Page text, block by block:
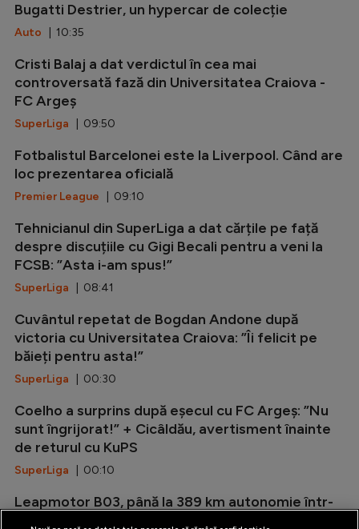
Bugatti Destrier, un hypercar de colecție
Auto | 10:35
Cristi Balaj a dat verdictul în cea mai
controversată fază din Universitatea Craiova -
FC Argeș
SuperLiga | 09:50
Fotbalistul Barcelonei este la Liverpool. Când are
loc prezentarea oficială
Premier League | 09:10
Tehnicianul din SuperLiga a dat cărțile pe față
despre discuțiile cu Gigi Becali pentru a veni la
FCSB: ”Asta i-am spus!”
SuperLiga | 08:41
Cuvântul repetat de Bogdan Andone după
victoria cu Universitatea Craiova: ”Îi felicit pe
băieți pentru asta!”
SuperLiga | 00:30
Coelho a surprins după eșecul cu FC Argeș: ”Nu
sunt îngrijorat!” + Cicâldău, avertisment înainte
de returul cu KuPS
SuperLiga | 00:10
Leapmotor B03, până la 389 km autonomie într-